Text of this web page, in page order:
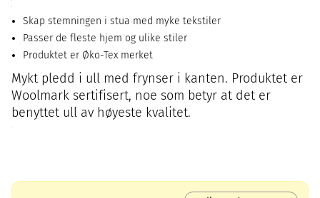
Skap stemningen i stua med myke tekstiler
Passer de fleste hjem og ulike stiler
Produktet er Øko-Tex merket
Mykt pledd i ull med frynser i kanten. Produktet er
Woolmark sertifisert, noe som betyr at det er
benyttet ull av høyeste kvalitet.